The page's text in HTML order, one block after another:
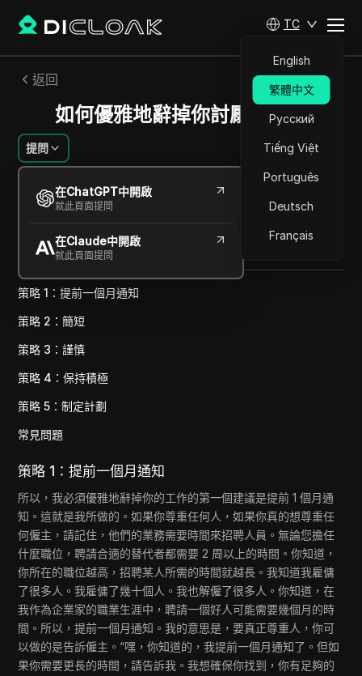
TC
English
繁體中文
Русский
Tiếng Việt
Português
Deutsch
Français
返回
如何優雅地辭掉你討厭的工作
提問
在ChatGPT中開啟
就此頁面提問
在Claude中開啟
就此頁面提問
李文婷
2024年9月 2 分鐘 閱讀
Copy Link
策略 1：提前一個月通知
策略 2：簡短
策略 3：謹慎
策略 4：保持積極
策略 5：制定計劃
常見問題
策略 1：提前一個月通知
所以，我必須優雅地辭掉你的工作的第一個建議是提前 1 個月通
知。這就是我所做的。如果你尊重任何人，如果你真的想尊重任
何僱主，請記住，他們的業務需要時間來招聘人員。無論您擔任
什麼職位，聘請合適的替代者都需要 2 周以上的時間。你知道，
你所在的職位越高，招聘某人所需的時間就越長。我知道我雇傭
了很多人。我雇傭了幾十個人。我也解僱了很多人。你知道，在
我作為企業家的職業生涯中，聘請一個好人可能需要幾個月的時
間。所以，提前一個月通知。我的意思是，要真正尊重人，你可
以做的是告訴僱主。“嘿，你知道的，我提前一個月通知了。但如
果你需要更長的時間，請告訴我。我想確保你找到，你有足夠的